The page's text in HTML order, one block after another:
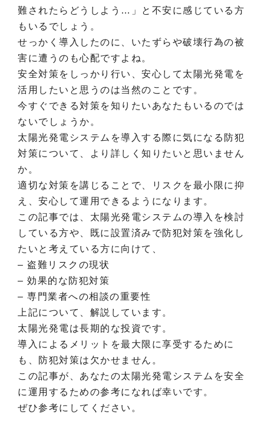
難されたらどうしよう…」と不安に感じている方
もいるでしょう。
せっかく導入したのに、いたずらや破壊行為の被
害に遭うのも心配ですよね。
安全対策をしっかり行い、安心して太陽光発電を
活用したいと思うのは当然のことです。
今すぐできる対策を知りたいあなたもいるのでは
ないでしょうか。
太陽光発電システムを導入する際に気になる防犯
対策について、より詳しく知りたいと思いません
か。
適切な対策を講じることで、リスクを最小限に抑
え、安心して運用できるようになります。
この記事では、太陽光発電システムの導入を検討
している方や、既に設置済みで防犯対策を強化し
たいと考えている方に向けて、
– 盗難リスクの現状
– 効果的な防犯対策
– 専門業者への相談の重要性
上記について、解説しています。
太陽光発電は長期的な投資です。
導入によるメリットを最大限に享受するために
も、防犯対策は欠かせません。
この記事が、あなたの太陽光発電システムを安全
に運用するための参考になれば幸いです。
ぜひ参考にしてください。